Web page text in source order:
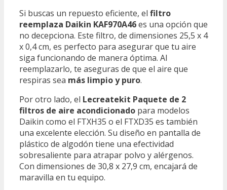
Si buscas un repuesto eficiente, el filtro
reemplaza Daikin KAF970A46es una opción que
no decepciona. Este filtro, de dimensiones 25,5 x 4
x 0,4 cm, es perfecto para asegurar que tu aire
siga funcionando de manera óptima. Al
reemplazarlo, te aseguras de que el aire que
respiras sea más limpio y puro.
Por otro lado, el Lecreatekit Paquete de 2
filtros de aire acondicionado para modelos
Daikin como el FTXH35 o el FTXD35 es también
una excelente elección. Su diseño en pantalla de
plástico de algodón tiene una efectividad
sobresaliente para atrapar polvo y alérgenos.
Con dimensiones de 30,8 x 27,9 cm, encajará de
maravilla en tu equipo.